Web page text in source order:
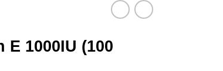
(100 viên)